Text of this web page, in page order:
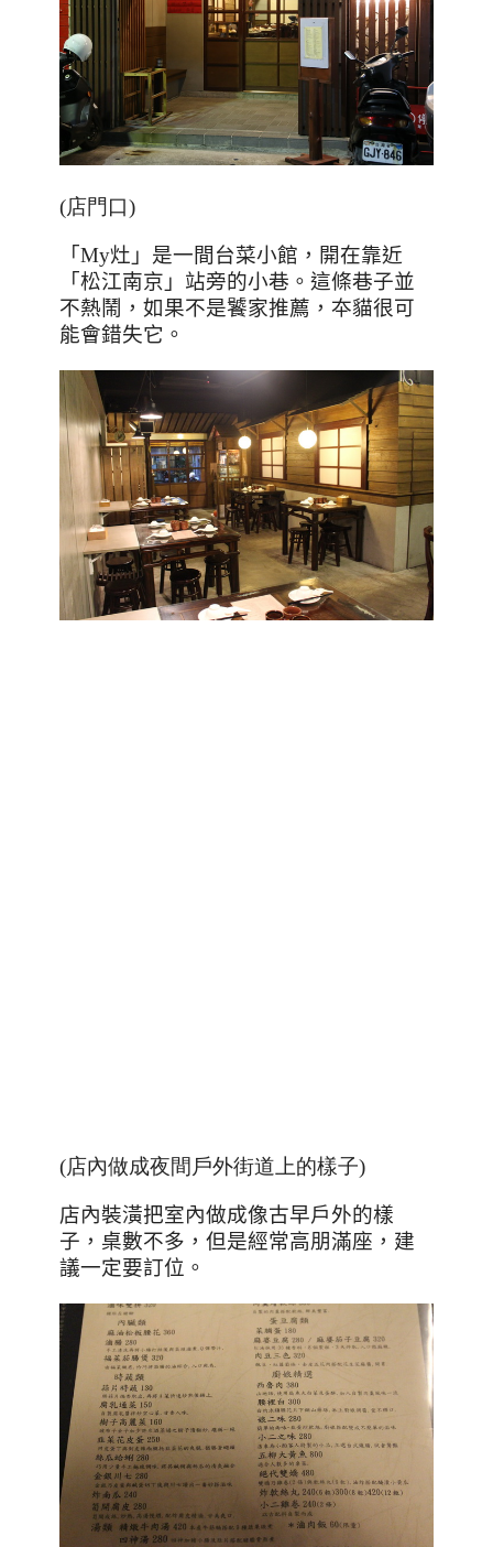
(店門口)
「My灶」是一間台菜小館，開在靠近
「松江南京」站旁的小巷。這條巷子並
不熱鬧，如果不是饕家推薦，夲貓很可
能會錯失它。
(店內做成夜間戶外街道上的樣子)
店內裝潢把室內做成像古早戶外的樣
子，桌數不多，但是經常高朋滿座，建
議一定要訂位。